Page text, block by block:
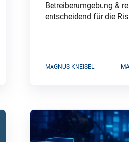
Betreiberumgebung &
entscheidend für die
MAGNUS KNEISEL